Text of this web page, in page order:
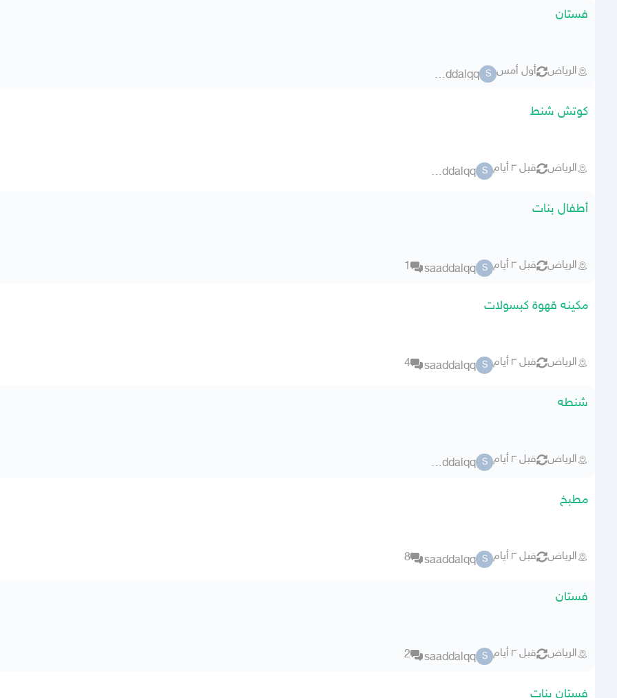
فستان
الرياض أول أمس S
saaddalqq
كوتش شنط
الرياض قبل ٣ أيام S
saaddalqq
أطفال بنات
الرياض قبل ٣ أيام S
saaddalqq
1
مكينه قهوة كبسولات
الرياض قبل ٣ أيام S
saaddalqq
4
شنطه
الرياض قبل ٣ أيام S
saaddalqq
مطبخ
الرياض قبل ٣ أيام S
saaddalqq
8
فستان
الرياض قبل ٣ أيام S
saaddalqq
2
فستان بنات